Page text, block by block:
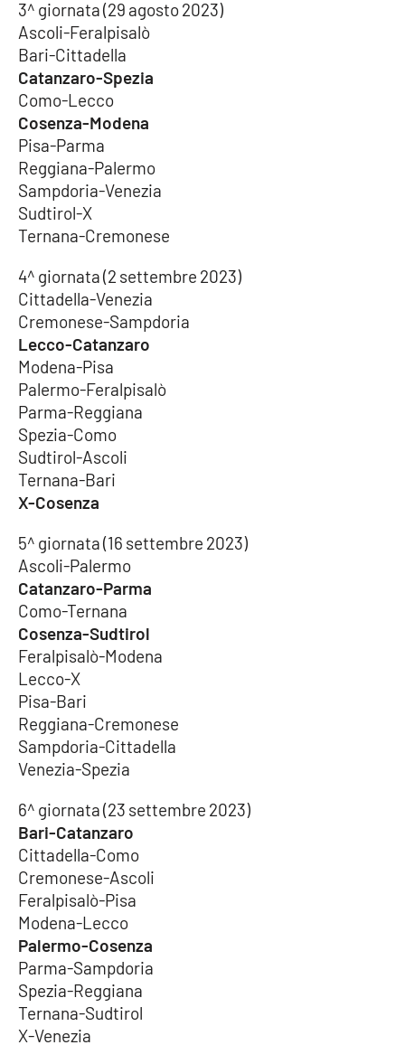
Eventi
Food
Storie
LAC
NETWORK
Lacplay.it
Lactv.it
Laconair.it
Lacitymag.it
Lacapitalenews.it
Ilreggino.it
Ilvibonese.it
Catanzarochannel.it
APP
Android
Apple
3^ giornata (29 agosto 2023)
Ascoli-Feralpisalò
Bari-Cittadella
Catanzaro-Spezia
Como-Lecco
Cosenza-Modena
Pisa-Parma
Reggiana-Palermo
Sampdoria-Venezia
Sudtirol-X
Ternana-Cremonese
4^ giornata (2 settembre 2023)
Cittadella-Venezia
Cremonese-Sampdoria
Lecco-Catanzaro
Modena-Pisa
Palermo-Feralpisalò
Parma-Reggiana
Spezia-Como
Sudtirol-Ascoli
Ternana-Bari
X-Cosenza
5^ giornata (16 settembre 2023)
Ascoli-Palermo
Catanzaro-Parma
Como-Ternana
Cosenza-Sudtirol
Feralpisalò-Modena
Lecco-X
Pisa-Bari
Reggiana-Cremonese
Sampdoria-Cittadella
Venezia-Spezia
6^ giornata (23 settembre 2023)
Bari-Catanzaro
Cittadella-Como
Cremonese-Ascoli
Feralpisalò-Pisa
Modena-Lecco
Palermo-Cosenza
Parma-Sampdoria
Spezia-Reggiana
Ternana-Sudtirol
X-Venezia